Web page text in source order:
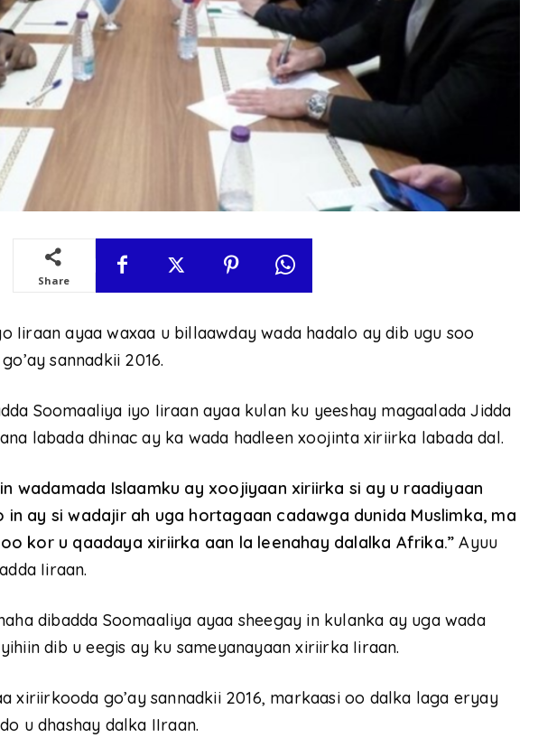
Share
Iiraan ayaa waxaa u billaawday wada hadalo ay dib ugu soo
sannadkii 2016.
Soomaaliya iyo Iiraan ayaa kulan ku yeeshay magaalada Jidda
labada dhinac ay ka wada hadleen xoojinta xiriirka labada dal.
wadamada Islaamku ay xoojiyaan xiriirka si ay u raadiyaan
in ay si wadajir ah uga hortagaan cadawga dunida Muslimka, ma
kor u qaadaya xiriirka aan la leenahay dalalka Afrika.” Ayuu
Iiraan.
dibadda Soomaaliya ayaa sheegay in kulanka ay uga wada
dib u eegis ay ku sameyanayaan xiriirka Iiraan.
xiriirkooda go’ay sannadkii 2016, markaasi oo dalka laga eryay
u dhashay dalka IIraan.